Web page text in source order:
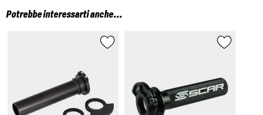
Potrebbe interessarti anche...